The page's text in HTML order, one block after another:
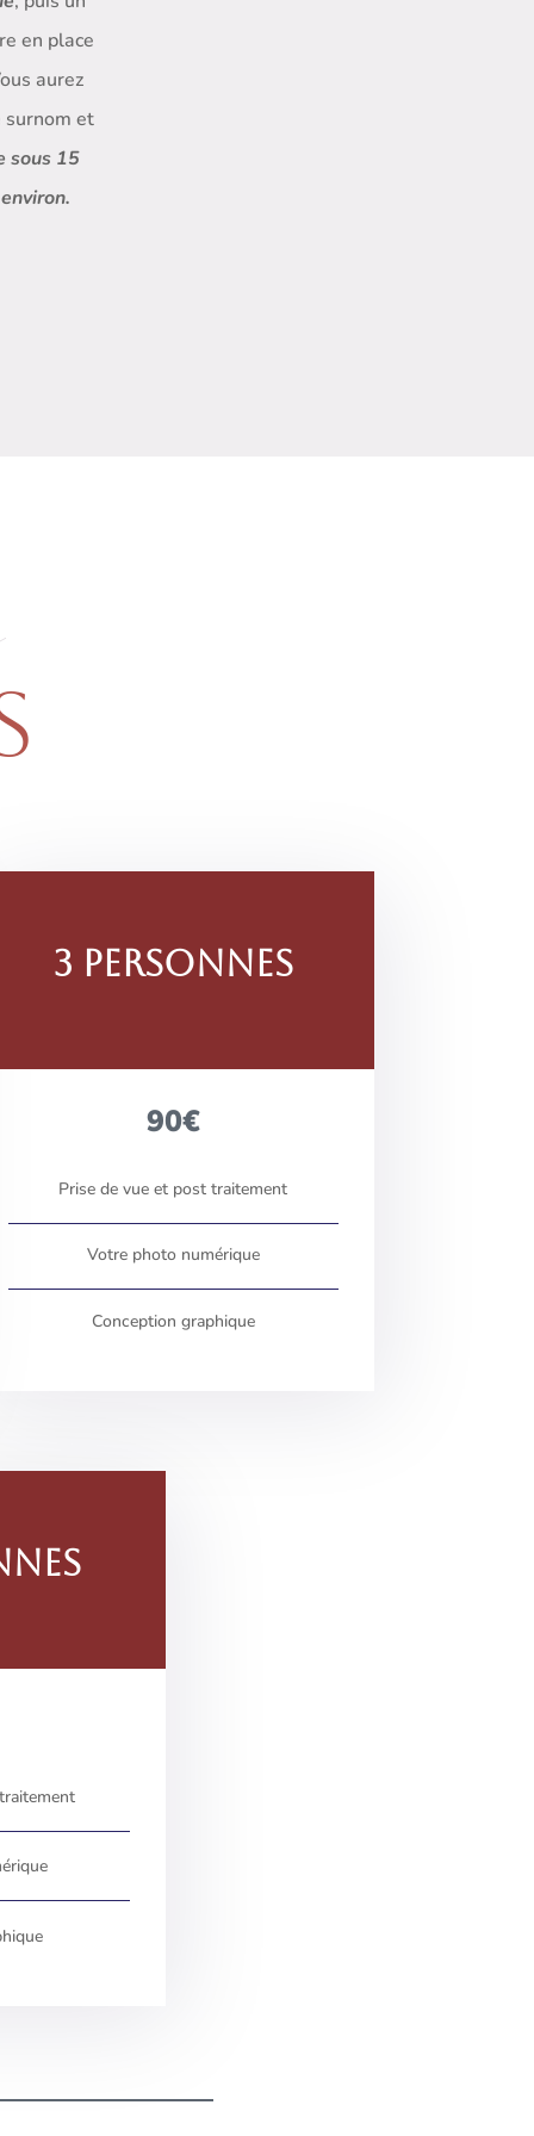
en place
aurez
surnom et
sous 15
3 personnes
90€
Prise de vue et post traitement
Votre photo numérique
Conception graphique